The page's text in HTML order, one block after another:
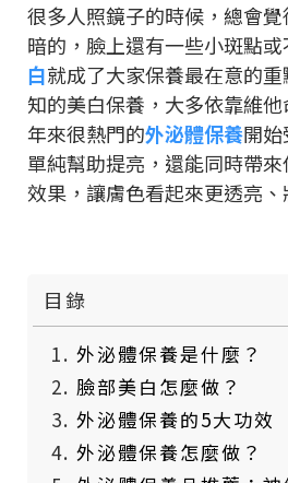
很多人照鏡子的時候，總會
暗的，臉上還有一些小斑點
白就成了大家保養最在意的
知的美白保養，大多依靠維
年來很熱門的外泌體保養開
單純幫助提亮，還能同時帶
效果，讓膚色看起來更透亮、
目錄
外泌體保養是什麼？
臉部美白怎麼做？
外泌體保養的5大功效
外泌體保養怎麼做？